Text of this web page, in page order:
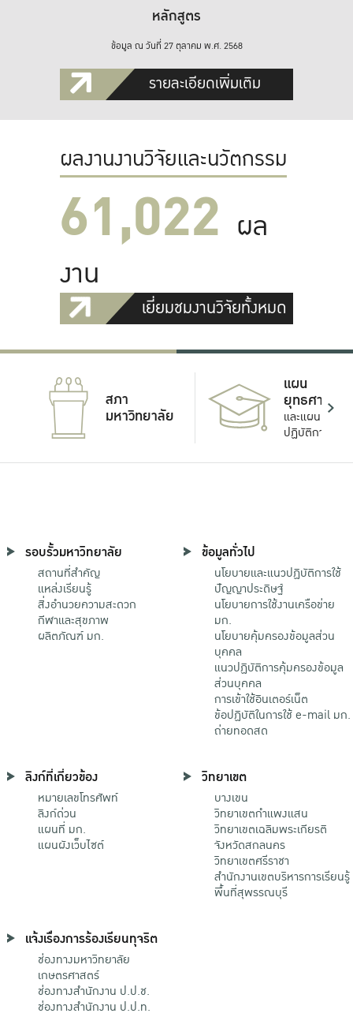
หลักสูตร
ข้อมูล ณ วันที่ 27 ตุลาคม พ.ศ. 2568
รายละเอียดเพิ่มเติม
ผลงานงานวิจัยและนวัตกรรม
61,022 ผล
งาน
เยี่ยมชมงานวิจัยทั้งหมด
สภา
มหาวิทยาลัย
แผน
ยุทธศาสตร์
และแผน
ปฏิบัติการ
รอบรั้วมหาวิทยาลัย
สถานที่สำคัญ
แหล่งเรียนรู้
สิ่งอำนวยความสะดวก
กีฬาและสุขภาพ
ผลิตภัณฑ์ มก.
ข้อมูลทั่วไป
นโยบายและแนวปฏิบัติการใช้
ปัญญาประดิษฐ์
นโยบายการใช้งานเครือข่าย
มก.
นโยบายคุ้มครองข้อมูลส่วน
บุคคล
แนวปฏิบัติการคุ้มครองข้อมูล
ส่วนบุคคล
การเข้าใช้อินเตอร์เน็ต
ข้อปฏิบัติในการใช้ e-mail มก.
ถ่ายทอดสด
ลิงก์ที่เกี่ยวข้อง
หมายเลขโทรศัพท์
ลิงก์ด่วน
แผนที่ มก.
แผนผังเว็บไซต์
วิทยาเขต
บางเขน
วิทยาเขตกําแพงแสน
วิทยาเขตเฉลิมพระเกียรติ
จังหวัดสกลนคร
วิทยาเขตศรีราชา
สำนักงานเขตบริหารการเรียนรู้
พื้นที่สุพรรณบุรี
แจ้งเรื่องการร้องเรียนทุจริต
ช่องทางมหาวิทยาลัย
เกษตรศาสตร์
ช่องทางสำนักงาน ป.ป.ช.
ช่องทางสำนักงาน ป.ป.ท.